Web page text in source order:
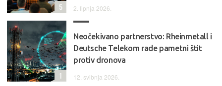
2. lipnja 2026.
5
Neočekivano partnerstvo: Rheinmetall i
Deutsche Telekom rade pametni štit
protiv dronova
12. svibnja 2026.
1